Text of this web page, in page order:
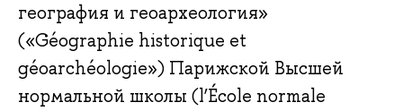
география и геоархеология»
(«Géographie historique et
géoarchéologie») Парижской Высшей
нормальной школы (l’École normale